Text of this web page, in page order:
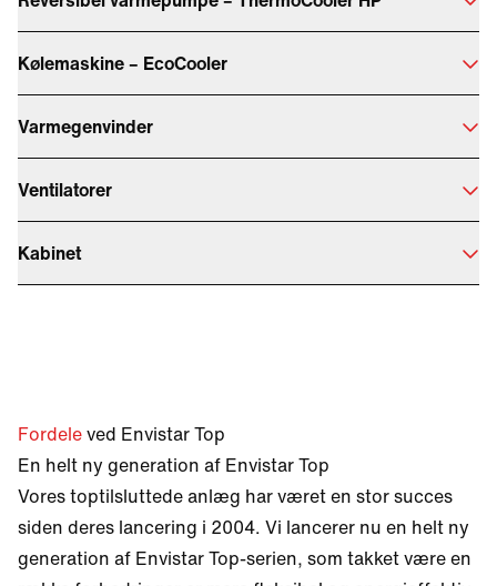
Kølemaskine – EcoCooler
Varmegenvinder
Ventilatorer
Kabinet
Fordeleved Envistar Top
En helt ny generation af Envistar Top
Vores toptilsluttede anlæg har været en stor succes
siden deres lancering i 2004. Vi lancerer nu en helt ny
generation af Envistar Top-serien, som takket være en